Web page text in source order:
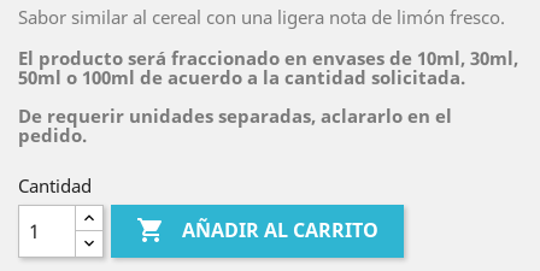
Sabor similar al cereal con una ligera nota de limón fresco.
El producto será fraccionado en envases de 10ml, 30ml,
50ml o 100ml de acuerdo a la cantidad solicitada.
De requerir unidades separadas, aclararlo en el
pedido.
Cantidad
 AÑADIR AL CARRITO